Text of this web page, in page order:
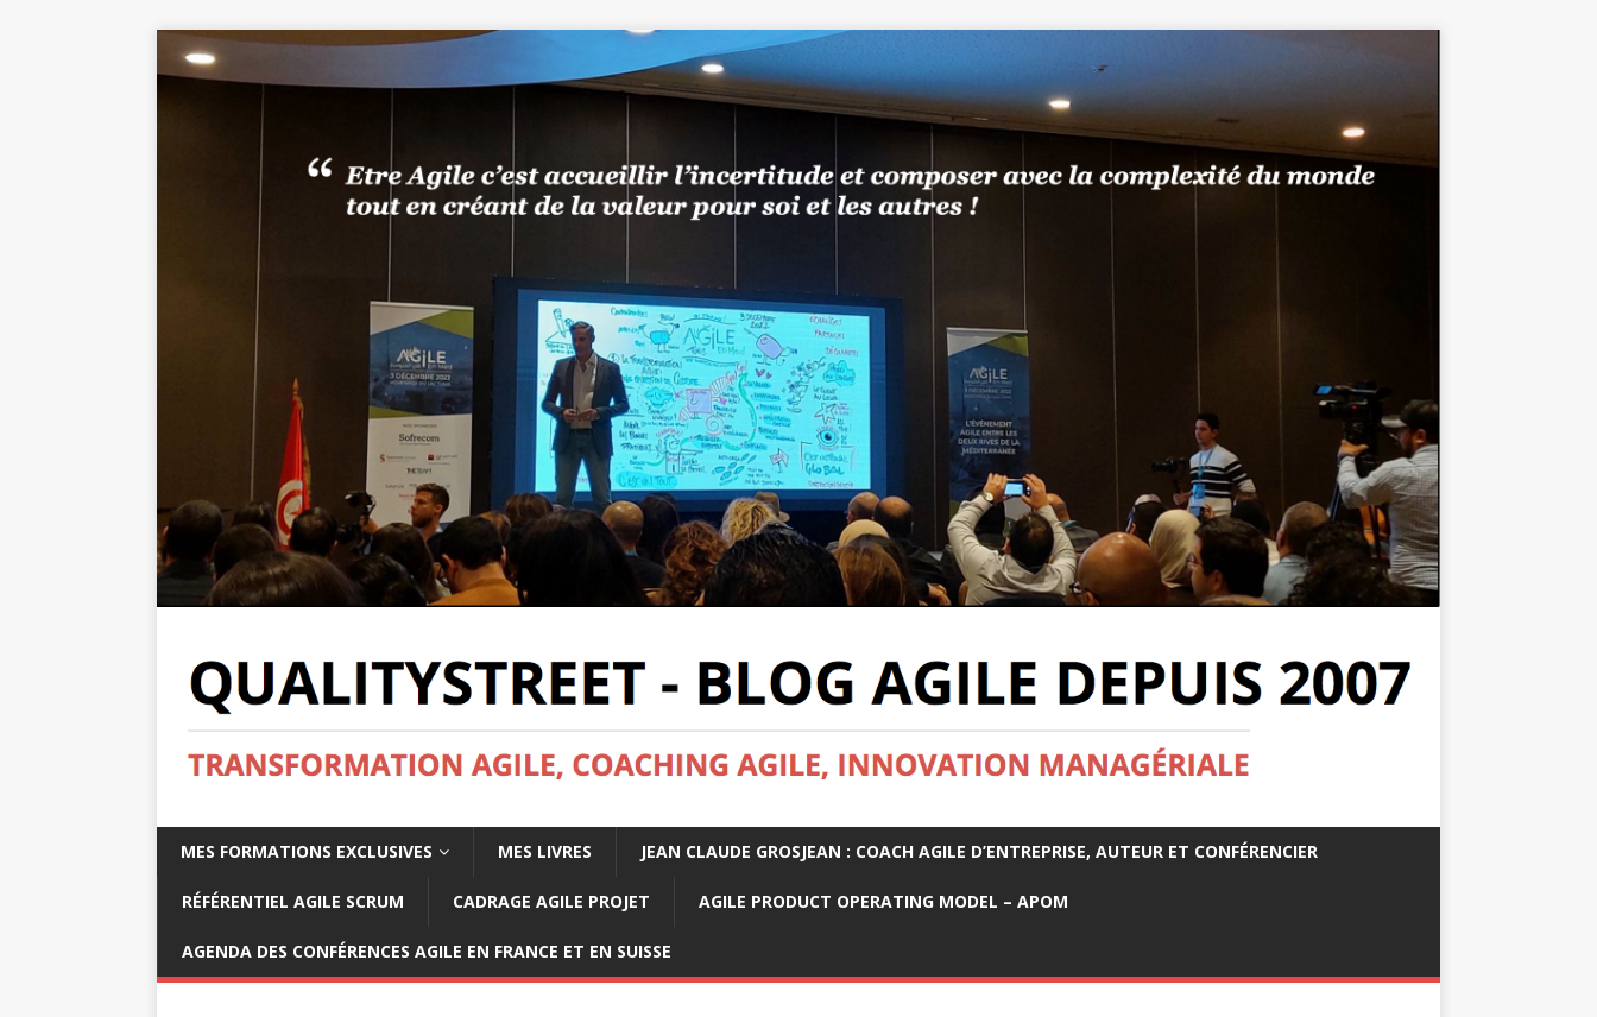
MES FORMATIONS EXCLUSIVES MES LIVRES JEAN CLAUDE GROSJEAN : COACH AGILE D’ENTREPRISE, AUTEUR ET CONFÉRENCIER
RÉFÉRENTIEL AGILE SCRUM CADRAGE AGILE PROJET AGILE PRODUCT OPERATING MODEL – APOM
AGENDA DES CONFÉRENCES AGILE EN FRANCE ET EN SUISSE